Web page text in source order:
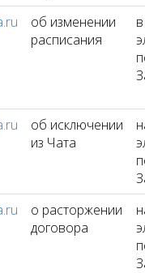
об изменении
расписания
об исключении
из Чата
о расторжении
договора